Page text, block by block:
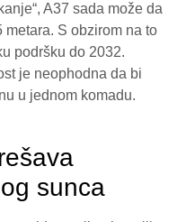
A37 sada može da
S obzirom na to
podršku do 2032.
je neophodna da bi
u jednom komadu.
sunca